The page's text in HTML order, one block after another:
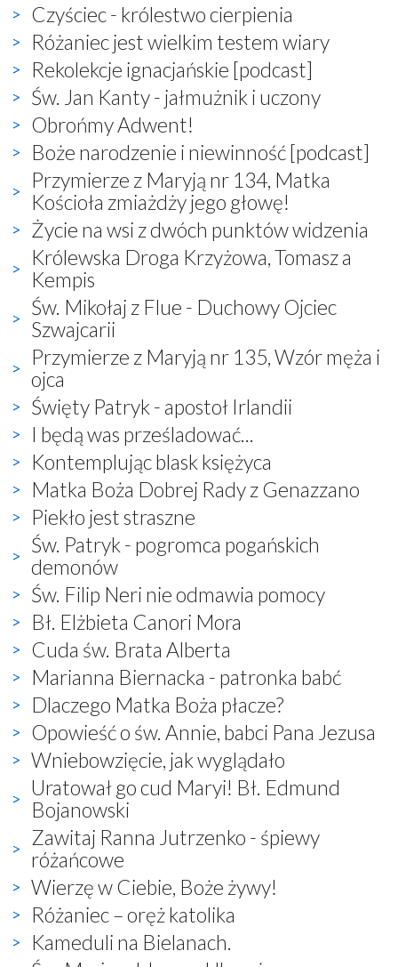
Czyściec - królestwo cierpienia
Różaniec jest wielkim testem wiary
Rekolekcje ignacjańskie [podcast]
Św. Jan Kanty - jałmużnik i uczony
Obrońmy Adwent!
Boże narodzenie i niewinność [podcast]
Przymierze z Maryją nr 134, Matka
Kościoła zmiażdży jego głowę!
Życie na wsi z dwóch punktów widzenia
Królewska Droga Krzyżowa, Tomasz a
Kempis
Św. Mikołaj z Flue - Duchowy Ojciec
Szwajcarii
Przymierze z Maryją nr 135, Wzór męża i
ojca
Święty Patryk - apostoł Irlandii
I będą was prześladować...
Kontemplując blask księżyca
Matka Boża Dobrej Rady z Genazzano
Piekło jest straszne
Św. Patryk - pogromca pogańskich
demonów
Św. Filip Neri nie odmawia pomocy
Bł. Elżbieta Canori Mora
Cuda św. Brata Alberta
Marianna Biernacka - patronka babć
Dlaczego Matka Boża płacze?
Opowieść o św. Annie, babci Pana Jezusa
Wniebowzięcie, jak wyglądało
Uratował go cud Maryi! Bł. Edmund
Bojanowski
Zawitaj Ranna Jutrzenko - śpiewy
różańcowe
Wierzę w Ciebie, Boże żywy!
Różaniec – oręż katolika
Kameduli na Bielanach.